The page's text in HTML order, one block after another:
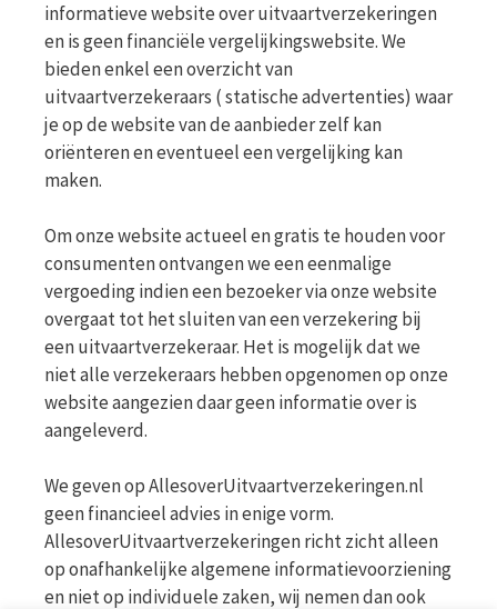
informatieve website over uitvaartverzekeringen
en is geen financiële vergelijkingswebsite. We
bieden enkel een overzicht van
uitvaartverzekeraars ( statische advertenties) waar
je op de website van de aanbieder zelf kan
oriënteren en eventueel een vergelijking kan
maken.
Om onze website actueel en gratis te houden voor
consumenten ontvangen we een eenmalige
vergoeding indien een bezoeker via onze website
overgaat tot het sluiten van een verzekering bij
een uitvaartverzekeraar. Het is mogelijk dat we
niet alle verzekeraars hebben opgenomen op onze
website aangezien daar geen informatie over is
aangeleverd.
We geven op AllesoverUitvaartverzekeringen.nl
geen financieel advies in enige vorm.
AllesoverUitvaartverzekeringen richt zicht alleen
op onafhankelijke algemene informatievoorziening
en niet op individuele zaken, wij nemen dan ook